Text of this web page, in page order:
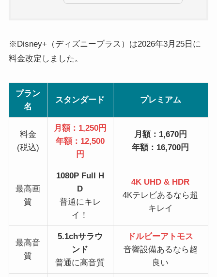
※Disney+（ディズニープラス）は2026年3月25日に
料金改定しました。
プラン
名
スタンダード プレミアム
料金
(税込)
月額：1,250円
年額：12,500
円
月額：1,670円
年額：16,700円
最高画
質
1080P Full H
D
普通にキレ
イ！
4K UHD & HDR
4Kテレビあるなら超
キレイ
最高音
質
5.1chサラウ
ンド
普通に高音質
ドルビーアトモス
音響設備あるなら超
良い